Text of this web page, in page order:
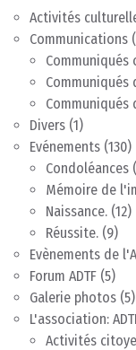
Activités
Communications
Communiqués
Communiqués
Communiqués
Divers (1)
Evénements (130)
Condoléances
Mémoire de
Naissance. (12)
Réussite. (9)
Evènements de
Forum ADTF (5)
Galerie photos (5)
L'association:
Activités